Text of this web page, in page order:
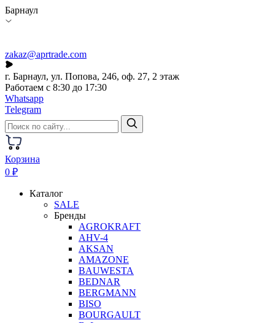
Барнаул
zakaz@aprtrade.com
г. Барнаул, ул. Попова, 246, оф. 27, 2 этаж
Работаем с 8:30 до 17:30
Whatsapp
Telegram
Корзина
0 ₽
Каталог
SALE
Бренды
AGROKRAFT
AHV-4
AKSAN
AMAZONE
BAUWESTA
BEDNAR
BERGMANN
BISO
BOURGAULT